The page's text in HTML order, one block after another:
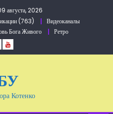
августа, 2026
(763)
Видеоканалы
Бога Живого Ретро
Котенко